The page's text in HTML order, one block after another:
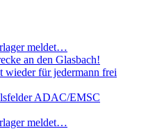
meldet…
an den Glasbach!
für jedermann frei
ADAC/EMSC
meldet…